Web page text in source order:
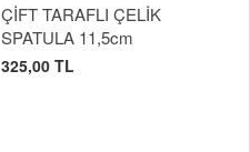
ÇİFT TARAFLI ÇELİK
SPATULA 11,5cm
325,00 TL